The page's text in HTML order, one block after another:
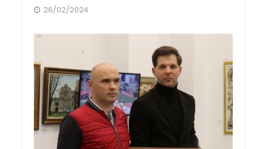
26/02/2024